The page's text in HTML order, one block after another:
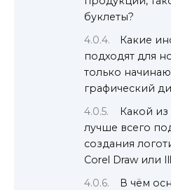
буклеты?
Какие
подходят для
только
графический
Какой
лучше всего
создания
Corel Draw или
В чём